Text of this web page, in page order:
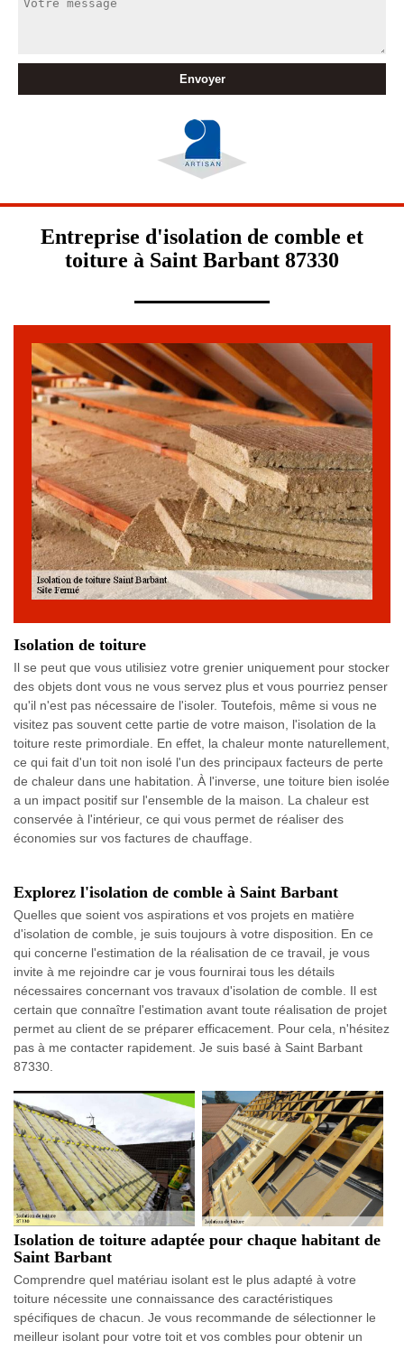
Entreprise d'isolation de comble et
toiture à Saint Barbant 87330
Isolation de toiture
Il se peut que vous utilisiez votre grenier uniquement pour stocker
des objets dont vous ne vous servez plus et vous pourriez penser
qu'il n'est pas nécessaire de l'isoler. Toutefois, même si vous ne
visitez pas souvent cette partie de votre maison, l'isolation de la
toiture reste primordiale. En effet, la chaleur monte naturellement,
ce qui fait d'un toit non isolé l'un des principaux facteurs de perte
de chaleur dans une habitation. À l'inverse, une toiture bien isolée
a un impact positif sur l'ensemble de la maison. La chaleur est
conservée à l'intérieur, ce qui vous permet de réaliser des
économies sur vos factures de chauffage.
Explorez l'isolation de comble à Saint Barbant
Quelles que soient vos aspirations et vos projets en matière
d'isolation de comble, je suis toujours à votre disposition. En ce
qui concerne l'estimation de la réalisation de ce travail, je vous
invite à me rejoindre car je vous fournirai tous les détails
nécessaires concernant vos travaux d'isolation de comble. Il est
certain que connaître l'estimation avant toute réalisation de projet
permet au client de se préparer efficacement. Pour cela, n'hésitez
pas à me contacter rapidement. Je suis basé à Saint Barbant
87330.
Isolation de toiture adaptée pour chaque habitant de
Saint Barbant
Comprendre quel matériau isolant est le plus adapté à votre
toiture nécessite une connaissance des caractéristiques
spécifiques de chacun. Je vous recommande de sélectionner le
meilleur isolant pour votre toit et vos combles pour obtenir un